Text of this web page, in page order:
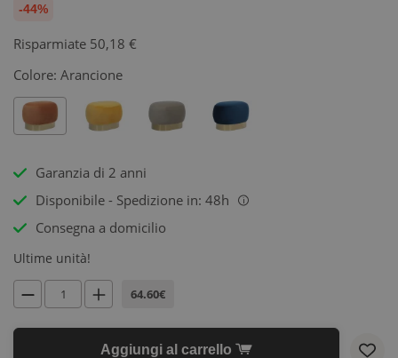
-44%
Risparmiate 50,18 €
Colore: Arancione
Garanzia di 2 anni
Disponibile - Spedizione in: 48h
i
Consegna a domicilio
Ultime unità!
64.60€
Aggiungi al carrello